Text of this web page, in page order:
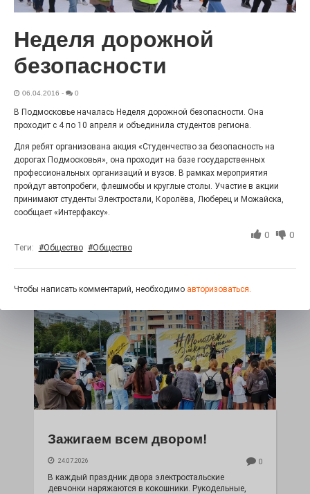
меняет облик.
Железная воля к победе
25.07.2026
Электростали ещё не было на плакатах болельщиков.
Зажигаем всем двором!
24.07.2026 0
В каждый праздник двора электростальские
девчонки наряжаются в кокошники. Рукодельные,
Неделя дорожной
безопасности
06.04.2016 - 0
В Подмосковье началась Неделя дорожной безопасности. Она
проходит с 4 по 10 апреля и объединила студентов региона.
Для ребят организована акция «Студенчество за безопасность на
дорогах Подмосковья», она проходит на базе государственных
профессиональных организаций и вузов. В рамках мероприятия
пройдут автопробеги, флешмобы и круглые столы. Участие в акции
принимают студенты Электростали, Королёва, Люберец и Можайска,
сообщает «Интерфаксу».
0 0
Теги: #Общество #Общество
Чтобы написать комментарий, необходимо авторизоваться.